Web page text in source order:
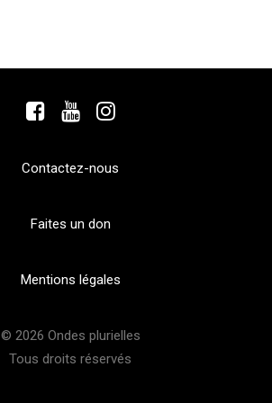
Contactez-nous
Faites un don
Mentions légales
© 2026 Ondes plurielles
Tous droits réservés